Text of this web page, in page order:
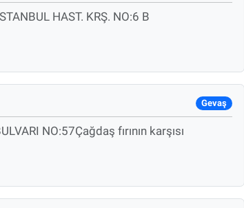
HAST. KRŞ. NO:6 B
Gevaş
NO:57Çağdaş fırının karşısı